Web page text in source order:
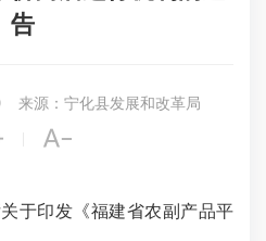
告
来源：宁化县发展和改革局

于印发《福建省农副产品平